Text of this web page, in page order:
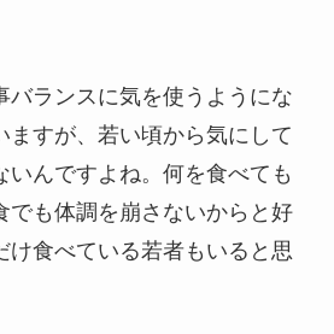
バランスに気を使うようにな
ますが、若い頃から気にして
いんですよね。何を食べても
でも体調を崩さないからと好
け食べている若者もいると思